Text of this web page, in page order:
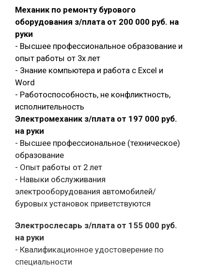
Механик по ремонту бурового
оборудования з/плата от 200 000 руб. на
руки
- Высшее профессиональное образование и
опыт работы от 3х лет
- Знание компьютера и работа с Exсel и
Word
- Работоспособность, не конфликтность,
исполнительность
Электромеханик з/плата от 197 000 руб.
на руки
- Высшее профессиональное (техническое)
образование
- Опыт работы от 2 лет
- Навыки обслуживания
электрооборудования автомобилей/
буровых установок приветствуются
Электрослесарь з/плата от 155 000 руб.
на руки
- Квалификационное удостоверение по
специальности